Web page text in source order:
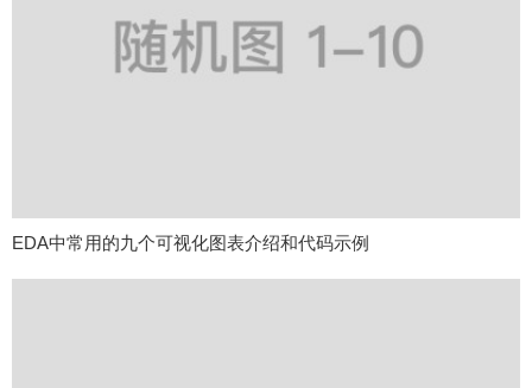
EDA中常用的九个可视化图表介绍和代码示例